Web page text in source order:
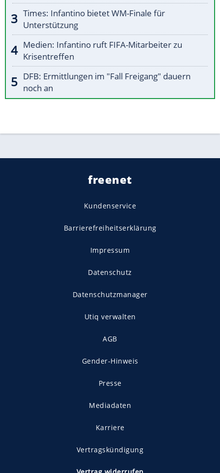
Times: Infantino bietet WM-Finale für
Unterstützung
Medien: Infantino ruft FIFA-Mitarbeiter zu
Krisentreffen
DFB: Ermittlungen im "Fall Freigang" dauern
noch an
freenet
Kundenservice
Barrierefreiheitserklärung
Impressum
Datenschutz
Datenschutzmanager
Utiq verwalten
AGB
Gender-Hinweis
Presse
Mediadaten
Karriere
Vertragskündigung